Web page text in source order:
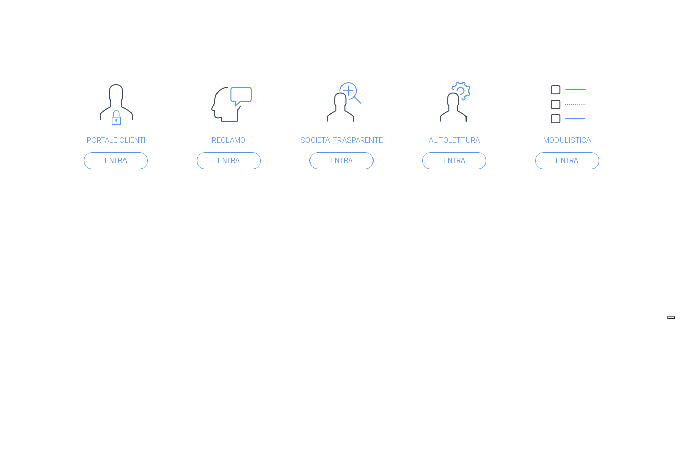
PORTALE CLIENTI
ENTRA
RECLAMO
ENTRA
SOCIETA’ TRASPARENTE
ENTRA
AUTOLETTURA
ENTRA
MODULISTICA
ENTRA